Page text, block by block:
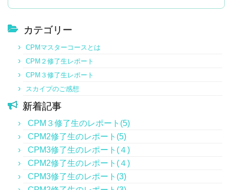
でもそれが出来るようになったら、
があれば鬼に金棒（笑）
最初は自分の人生を使って
色んな感情を味わされることもあるから、
キツい！事もあると思います。
うにもなりました。
目に見えないものだから信じられなくなる時もあるか
もしれません。
でも本気で人生を変えたいなら学ぶ価値あり！と私は
思います。
いです。
人生がまさに複雑であり、でも本当はすごくシンプル
なんだ、といった感じでしょうか。
ＣＰＭの１、２、３は、
最終的には宇宙論、物理学、量子論などの理解を踏ま
えて初めて、本当の意味で
ます。
学んでいくうちにきっと迷いも出てくるときもありか
もしれません。
相対性理論に触れたことがない人には、もしかして、
自分が思考したとおりの現実をしっかり受け取ってい
私は彼から、リラックスしなよー。
心配しすぎだよーと言われつづけていますが、
この感想を書きながらこれからはほわーっとしてても
◆これからCPMを学ぶ方へ
CPMはとても無理のない理論です。
ないのかも～
楽しい笑顔で過ごす現実には要らないな～って
思考を意図的に選べるようになった。
不満・怒り・不安がある時は、
何でそう思うのかをちゃんと自分に確認してから
「手放す」選択をすることが出来るようになって
更に思考の現実化スピードが増していったと思う?
正直CPM1・2の段階では、
定義をかえること、
変わると相手も知らぬ間に
今までには見たことないことをしてくれることもあり
ました。
会社では八つ当たりをされていましたが、
今ではそれもありません。
それどころか、褒められますし、
尊重してくれるようにもなりました。
大きな変化です。
ＣＰＭサポートの方にも、
自分は遠慮して
本当にいい子だったはず。
だから私はブラック思考を持っていないはず、
怒りや嫉妬や見下す思考もあるはずがない
自分がそんな思考を持っていると認めたくなかった。
認めたら私が私でなくなると思っていました。
でも次第に、
本当に少しずつですが、
私の怒りやブラック思考を認めることができるように
・２を学んでみての自分
自分の人生を変えられるかも…という思いや
こういったことに自らに投資し学ぶ事が初めてだった
こともあり、
期待を大きく持ち学び始めたCMP2でしたが、
いきなり私の子供は存在しないかもしれない、
私は本当は本当の自分じゃないかもしれない、
周りの人は自分の思考を代弁する自分が創造した人…
などなどわかっていたつもりでも、
当時の私には
りました。
今まで、追われる生活を自分で創って来ていたので、
時間を自分の自由に使える！！
この感覚が本当に幸せでした。
また、ようやく最近になって、
アングリーワークが楽しいものになりました！
苦手な人の良いところも認められますし
(自分の事だと思うと自分に感心しました笑！)、
苦手なところは、
自分の中にある正すべき所だと素直に思えるようにも
カテゴリー
CPMマスターコースとは
CPM２修了生レポート
CPM３修了生レポート
スカイプのご感想
新着記事
CPM３修了生のレポート(5)
CPM2修了生のレポート(5)
CPM3修了生のレポート(４)
CPM2修了生のレポート(４)
CPM3修了生のレポート(3)